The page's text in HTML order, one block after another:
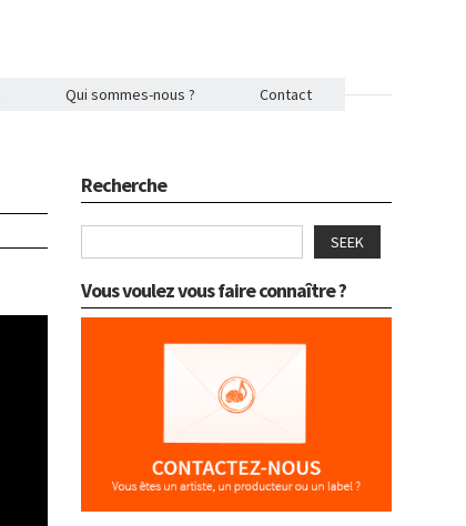
Qui sommes-nous ? Contact
Recherche
SEEK
Vous voulez vous faire connaître ?